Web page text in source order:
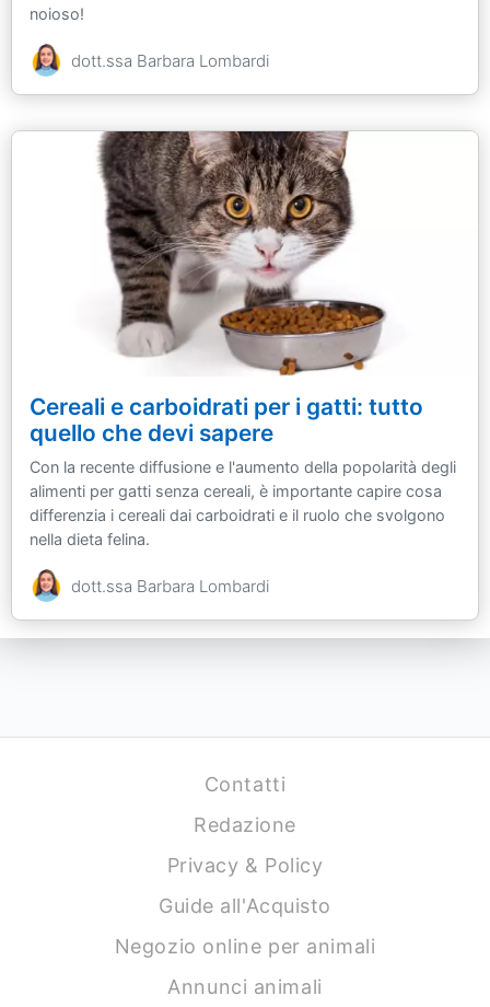
noioso!
dott.ssa Barbara Lombardi
Cereali e carboidrati per i gatti: tutto
quello che devi sapere
Con la recente diffusione e l'aumento della popolarità degli
alimenti per gatti senza cereali, è importante capire cosa
differenzia i cereali dai carboidrati e il ruolo che svolgono
nella dieta felina.
dott.ssa Barbara Lombardi
Contatti
Redazione
Privacy & Policy
Guide all'Acquisto
Negozio online per animali
Annunci animali